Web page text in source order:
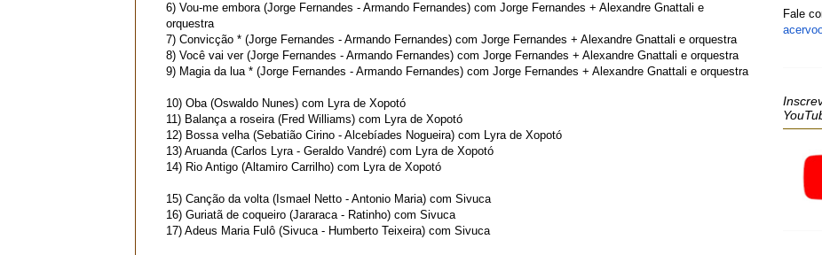
6) Vou-me embora (Jorge Fernandes - Armando Fernandes) com Jorge Fernandes + Alexandre Gnattali e
orquestra
7) Convicção * (Jorge Fernandes - Armando Fernandes) com Jorge Fernandes + Alexandre Gnattali e orquestra
8) Você vai ver (Jorge Fernandes - Armando Fernandes) com Jorge Fernandes + Alexandre Gnattali e orquestra
9) Magia da lua * (Jorge Fernandes - Armando Fernandes) com Jorge Fernandes + Alexandre Gnattali e orquestra
10) Oba (Oswaldo Nunes) com Lyra de Xopotó
11) Balança a roseira (Fred Williams) com Lyra de Xopotó
12) Bossa velha (Sebatião Cirino - Alcebíades Nogueira) com Lyra de Xopotó
13) Aruanda (Carlos Lyra - Geraldo Vandré) com Lyra de Xopotó
14) Rio Antigo (Altamiro Carrilho) com Lyra de Xopotó
15) Canção da volta (Ismael Netto - Antonio Maria) com Sivuca
16) Guriatã de coqueiro (Jararaca - Ratinho) com Sivuca
17) Adeus Maria Fulô (Sivuca - Humberto Teixeira) com Sivuca
Fale